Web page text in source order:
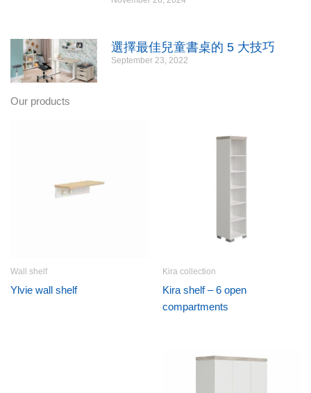
選擇最佳兒童書桌的 5 大技巧
September 23, 2022
Our products
Wall shelf
Ylvie wall shelf
Kira collection
Kira shelf – 6 open
compartments